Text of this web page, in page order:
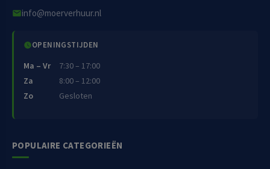
info@moerverhuur.nl
OPENINGSTIJDEN
Ma – Vr
7:30 – 17:00
Za
8:00 – 12:00
Zo
Gesloten
POPULAIRE CATEGORIEËN